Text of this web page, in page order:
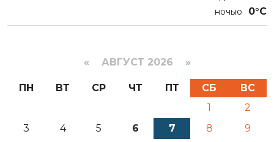
0°C
« АВГУСТ 2026 »
ПН ВТ СР ЧТ ПТ СБ
ВС
1
2
3
4 5 6 7 8
9